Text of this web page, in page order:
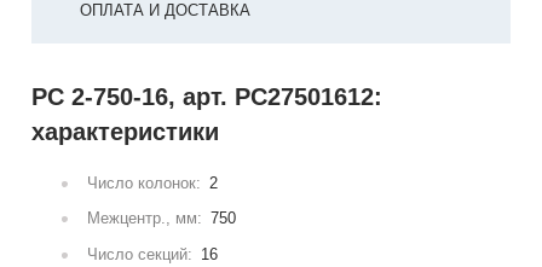
ОПЛАТА И ДОСТАВКА
РС 2-750-16, арт. РС27501612:
характеристики
Число колонок: 2
Межцентр., мм: 750
Число секций: 16